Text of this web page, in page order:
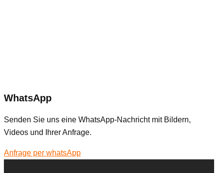
WhatsApp
Senden Sie uns eine WhatsApp-Nachricht mit Bildern,
Videos und Ihrer Anfrage.
Anfrage per whatsApp